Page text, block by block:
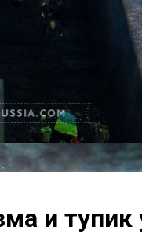
и тупик